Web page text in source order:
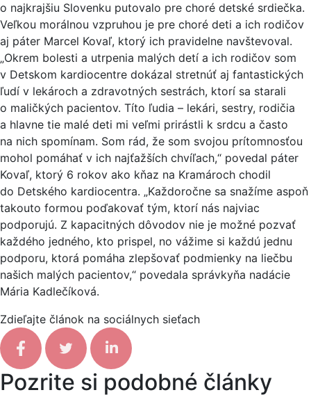
o najkrajšiu Slovenku putovalo pre choré detské srdiečka.
Veľkou morálnou vzpruhou je pre choré deti a ich rodičov
aj páter Marcel Kovaľ, ktorý ich pravidelne navštevoval.
„Okrem bolesti a utrpenia malých detí a ich rodičov som
v Detskom kardiocentre dokázal stretnúť aj fantastických
ľudí v lekároch a zdravotných sestrách, ktorí sa starali
o maličkých pacientov. Títo ľudia – lekári, sestry, rodičia
a hlavne tie malé deti mi veľmi prirástli k srdcu a často
na nich spomínam. Som rád, že som svojou prítomnosťou
mohol pomáhať v ich najťažších chvíľach,“ povedal páter
Kovaľ, ktorý 6 rokov ako kňaz na Kramároch chodil
do Detského kardiocentra. „Každoročne sa snažíme aspoň
takouto formou poďakovať tým, ktorí nás najviac
podporujú. Z kapacitných dôvodov nie je možné pozvať
každého jedného, kto prispel, no vážime si každú jednu
podporu, ktorá pomáha zlepšovať podmienky na liečbu
našich malých pacientov,“ povedala správkyňa nadácie
Mária Kadlečíková.
Zdieľajte článok na sociálnych sieťach
Facebook share
Tweet Linkedin share
Pozrite si podobné články